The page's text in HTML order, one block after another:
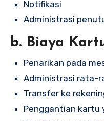
Notifikasi
Administrasi
b. Biaya
Penarikan pada
Administrasi rata-
Transfer ke
Penggantian kartu